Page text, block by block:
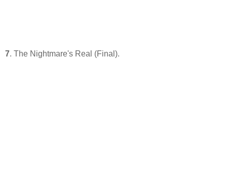
7. The Nightmare's Real (Final).